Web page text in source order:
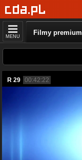
MENU Filmy premium
R 29 00:42:22